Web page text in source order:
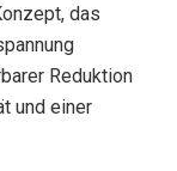
das
Reduktion
und einer